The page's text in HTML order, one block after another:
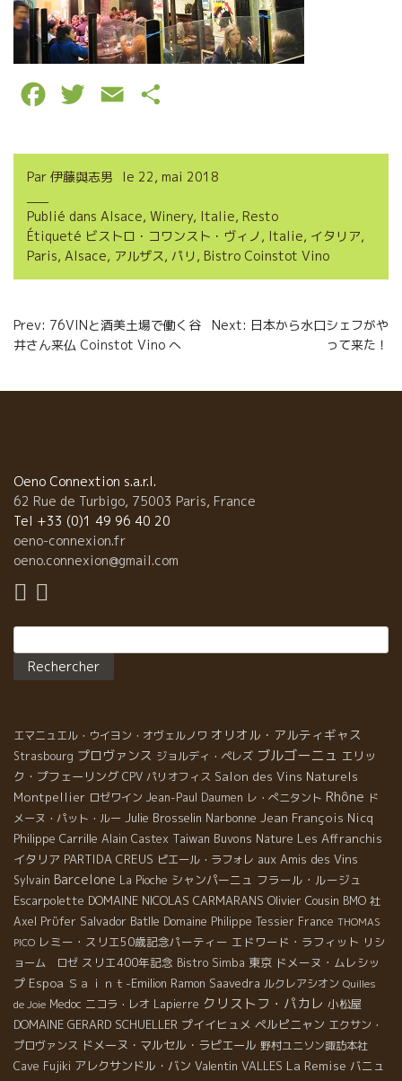
c
b
o
k
i
t
e
a
l
r
a
g
r
Par 伊藤與志男 le 22, mai 2018
Publié dans Alsace, Winery, Italie, Resto
Étiqueté ビストロ・コワンスト・ヴィノ, Italie, イタリア,
Paris, Alsace, アルザス, パリ, Bistro Coinstot Vino
Navigation
de
l’article
Prev: 76VINと酒美土場で働く谷
井さん来仏 Coinstot Vino へ
Next: 日本から水口シェフがや
って来た！
Oeno Connextion s.a.r.l.
62 Rue de Turbigo, 75003 Paris, France
Tel +33 (0)1 49 96 40 20
oeno-connexion.fr
oeno.connexion@gmail.com
エマニュエル・ウイヨン・オヴェルノワ オリオル・アルティギャス
Strasbourg プロヴァンス ジョルディ・ペレズ ブルゴーニュ エリッ
ク・プフェーリング CPV パリオフィス Salon des Vins Naturels
Montpellier ロゼワイン Jean-Paul Daumen レ・ぺニタント Rhône ド
メーヌ・パット・ルー Julie Brosselin Narbonne Jean François Nicq
Philippe Carrille Alain Castex Taiwan Buvons Nature Les Affranchis
イタリア PARTIDA CREUS ピエール・ラフォレ aux Amis des Vins
Sylvain Barcelone La Pioche シャンパーニュ フラール・ルージュ
Escarpolette DOMAINE NICOLAS CARMARANS Olivier Cousin BMO 社
Axel Prϋfer Salvador Batlle Domaine Philippe Tessier France THOMAS
PICO レミー・スリエ50歳記念パーティー エドワード・ラフィット リシ
ョーム ロゼ スリエ400年記念 Bistro Simba 東京 ドメーヌ・ムレシッ
プ Espoa Ｓａｉｎｔ-Emilion Ramon Saavedra ルクレアシオン Quilles
de Joie Medoc ニコラ・レオ Lapierre クリストフ・パカレ 小松屋
DOMAINE GERARD SCHUELLER プイイヒュメ ペルピニャン エクサン・
プロヴァンス ドメーヌ・マルセル・ラピエール 野村ユニソン諏訪本社
Cave Fujiki アレクサンドル・バン Valentin VALLES La Remise バニュ